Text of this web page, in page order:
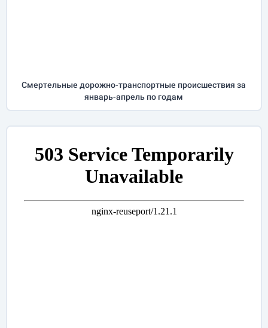
Cмертельные дорожно-транспортные происшествия за
январь-апрель по годам